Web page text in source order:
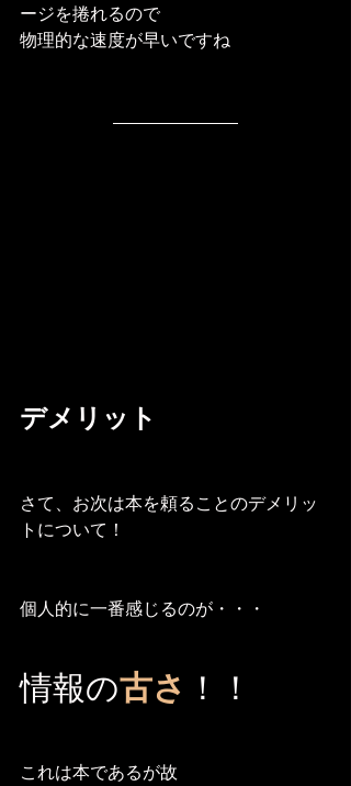
ージを捲れるので
物理的な速度が早いですね
デメリット
さて、お次は本を頼ることのデメリッ
トについて！
個人的に一番感じるのが・・・
情報の古さ ！！
これは本であるが故